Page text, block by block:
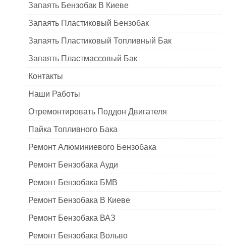
Запаять Бензобак В Киеве
Запаять Пластиковый Бензобак
Запаять Пластиковый Топливный Бак
Запаять Пластмассовый Бак
Контакты
Наши Работы
Отремонтировать Поддон Двигателя
Пайка Топливного Бака
Ремонт Алюминиевого Бензобака
Ремонт Бензобака Ауди
Ремонт Бензобака БМВ
Ремонт Бензобака В Киеве
Ремонт Бензобака ВАЗ
Ремонт Бензобака Вольво